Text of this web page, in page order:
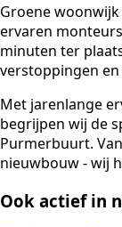
Groene
ervaren
minuten ter
verstoppingen
Met jarenlange
begrijpen wij de
Purmerbuurt.
nieuwbouw - wij
Ook actief in